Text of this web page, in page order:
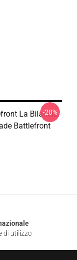
La Bilancia
Battlefront
-20%
di utilizzo